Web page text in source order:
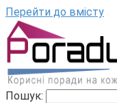
Перейти до вмісту
Пошук: